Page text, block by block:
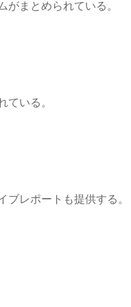
まとめられている。
いる。
レポートも提供する。